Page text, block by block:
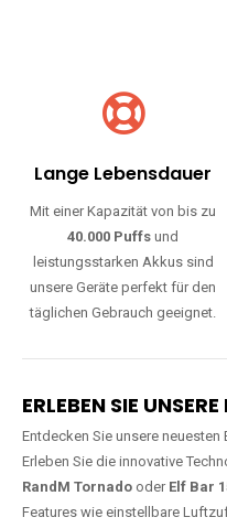
Lange Lebensdauer
Mit einer Kapazität von bis zu
40.000 Puffs und
leistungsstarken Akkus sind
unsere Geräte perfekt für den
täglichen Gebrauch geeignet.
ERLEBEN SIE
Entdecken Sie unsere
Erleben Sie die innovative
RandM Tornado oder Elf Bar
Features wie einstellbare